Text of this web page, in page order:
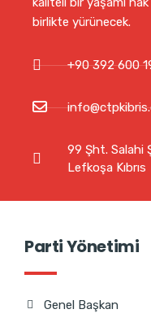
birlikte yürünecek.
+90 392 600
99 Şht. Salahi
Lefkoşa Kıbrıs
Parti Yönetimi
Genel Başkan